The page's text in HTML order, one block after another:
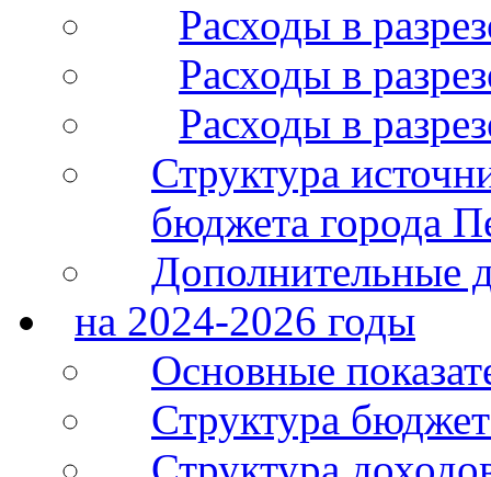
Расходы в
Расходы в
Расходы в
Структура
бюджета города
Дополнительные
на 2024-2026 годы
Основные
Структура